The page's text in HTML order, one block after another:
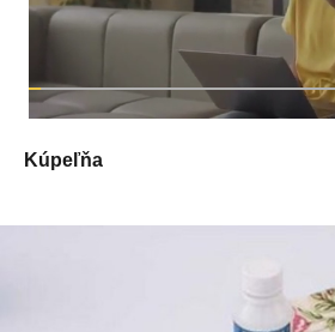
Kúpeľňa